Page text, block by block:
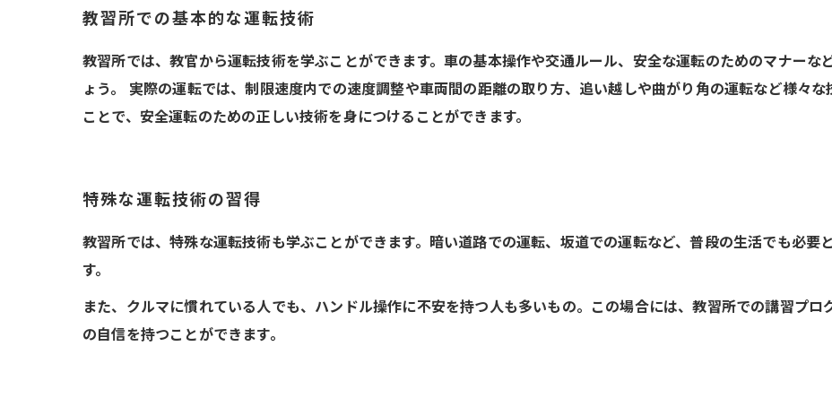
教習所での基本的な運転技術
教習所では、教官から運転技術を学ぶことができます。車の基本操作や交通ルール、安全な運転のためのマナーな
ょう。 実際の運転では、制限速度内での速度調整や車両間の距離の取り方、追い越しや曲がり角の運転など様々
ことで、安全運転のための正しい技術を身につけることができます。
特殊な運転技術の習得
教習所では、特殊な運転技術も学ぶことができます。暗い道路での運転、坂道での運転など、普段の生活でも必要
す。
また、クルマに慣れている人でも、ハンドル操作に不安を持つ人も多いもの。この場合には、教習所での講習プ
の自信を持つことができます。